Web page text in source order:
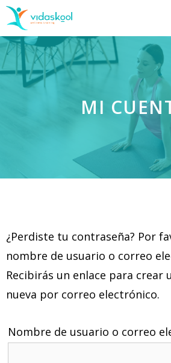
MI
¿Perdiste tu contraseña? Por
nombre de usuario o correo
Recibirás un enlace para crear
nueva por correo electrónico.
Nombre de usuario o correo